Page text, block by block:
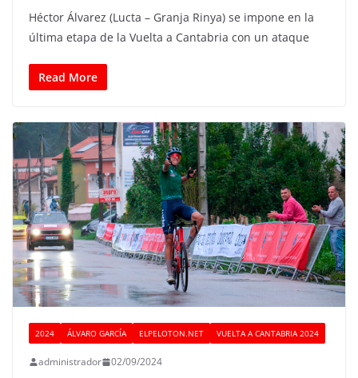
Héctor Álvarez (Lucta – Granja Rinya) se impone en la
última etapa de la Vuelta a Cantabria con un ataque
Read More
2024 ÁLVARO GARCÍA ELPELOTON.NET VUELTA A CANTABRIA 2024
administrador 02/09/2024